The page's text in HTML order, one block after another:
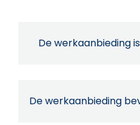
De werkaanbieding
De werkaanbieding